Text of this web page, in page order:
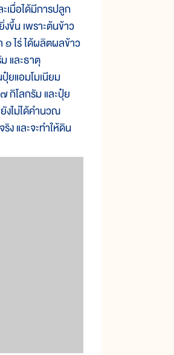
มื่อได้มีการปลูก
ขึ้น เพราะต้นข้าว
๑ ไร่ ได้ผลิตผลข้าว
และธาตุ
ยแอมโมเนียม
กิโลกรัม และปุ๋ย
งไม่ได้คำนวณ
ง และจะทำให้ดิน